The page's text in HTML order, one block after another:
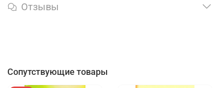
Отзывы
Сопутствующие товары